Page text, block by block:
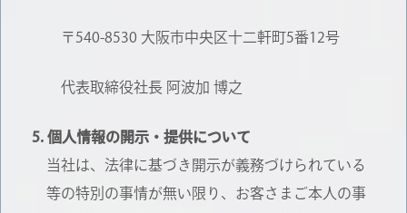
〒540-8530 大阪市中央区十二軒町5番12号
代表取締役社長 阿波加 博之
個人情報の開示・提供について
当社は、法律に基づき開示が義務づけられている
等の特別の事情が無い限り、お客さまご本人の事